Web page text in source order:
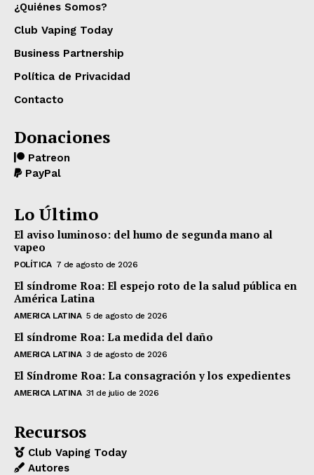
¿Quiénes Somos?
Club Vaping Today
Business Partnership
Política de Privacidad
Contacto
Donaciones
Patreon
PayPal
Lo Último
El aviso luminoso: del humo de segunda mano al
vapeo
POLÍTICA 7 de agosto de 2026
El síndrome Roa: El espejo roto de la salud pública en
América Latina
AMERICA LATINA 5 de agosto de 2026
El síndrome Roa: La medida del daño
AMERICA LATINA 3 de agosto de 2026
El Síndrome Roa: La consagración y los expedientes
AMERICA LATINA 31 de julio de 2026
Recursos
Club Vaping Today
Autores